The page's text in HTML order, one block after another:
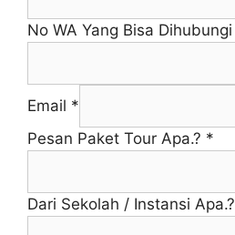
No WA Yang Bisa Dihubungi
Email *
Pesan Paket Tour Apa.? *
Dari Sekolah / Instansi Apa.?